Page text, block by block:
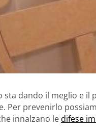
sta dando il meglio e il
Per prevenirlo
innalzano ledifese